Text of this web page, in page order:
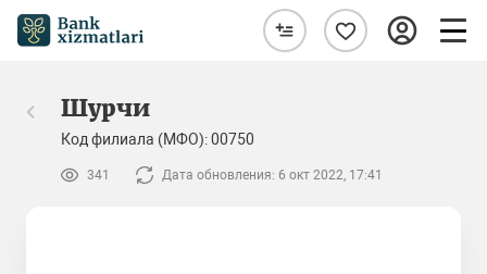
Шурчи
Код филиала (МФО): 00750
341 Дата обновления: 6 окт 2022, 17:41